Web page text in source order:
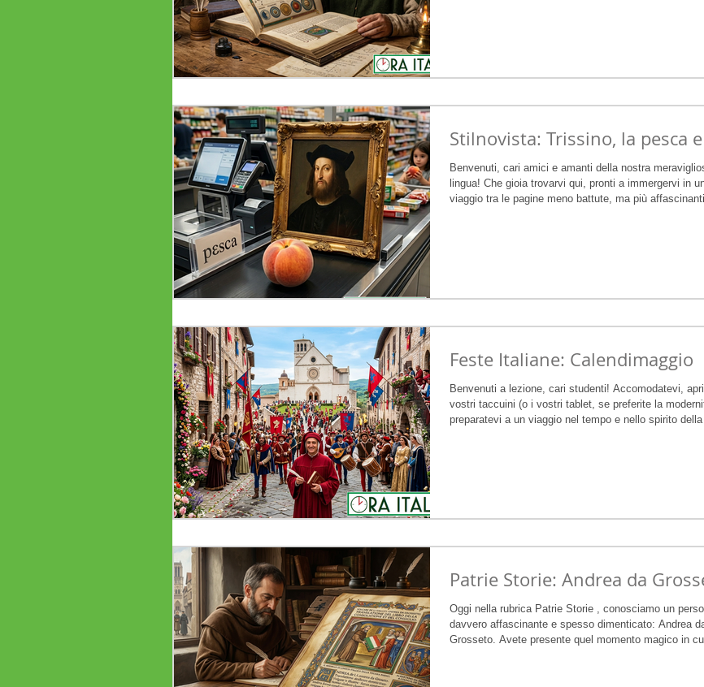
Stilnovista: Trissino, la pesca e
Benvenuti, cari amici e amanti della nostra
lingua! Che gioia trovarvi qui, pronti a immergervi in
viaggio tra le pagine meno battute, ma più
Feste Italiane: Calendimaggio
Benvenuti a lezione, cari studenti! Accomodatevi,
vostri taccuini (o i vostri tablet, se preferite la
preparatevi a un viaggio nel tempo e nello spirito della
Patrie Storie: Andrea da
Oggi nella rubrica Patrie Storie , conosciamo un
davvero affascinante e spesso dimenticato: Andrea
Grosseto. Avete presente quel momento magico in